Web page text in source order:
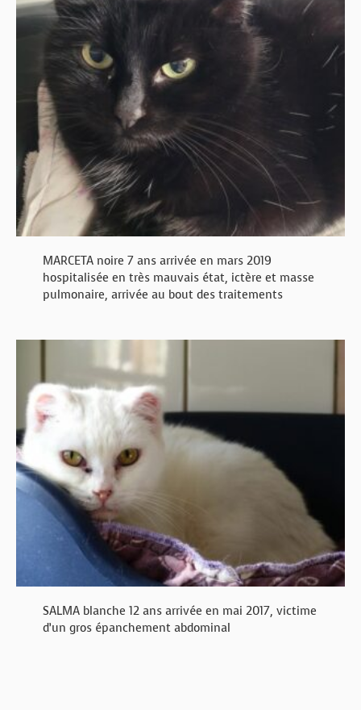
MARCETA noire 7 ans arrivée en mars 2019
hospitalisée en très mauvais état, ictère et masse
pulmonaire, arrivée au bout des traitements
SALMA blanche 12 ans arrivée en mai 2017, victime
d’un gros épanchement abdominal